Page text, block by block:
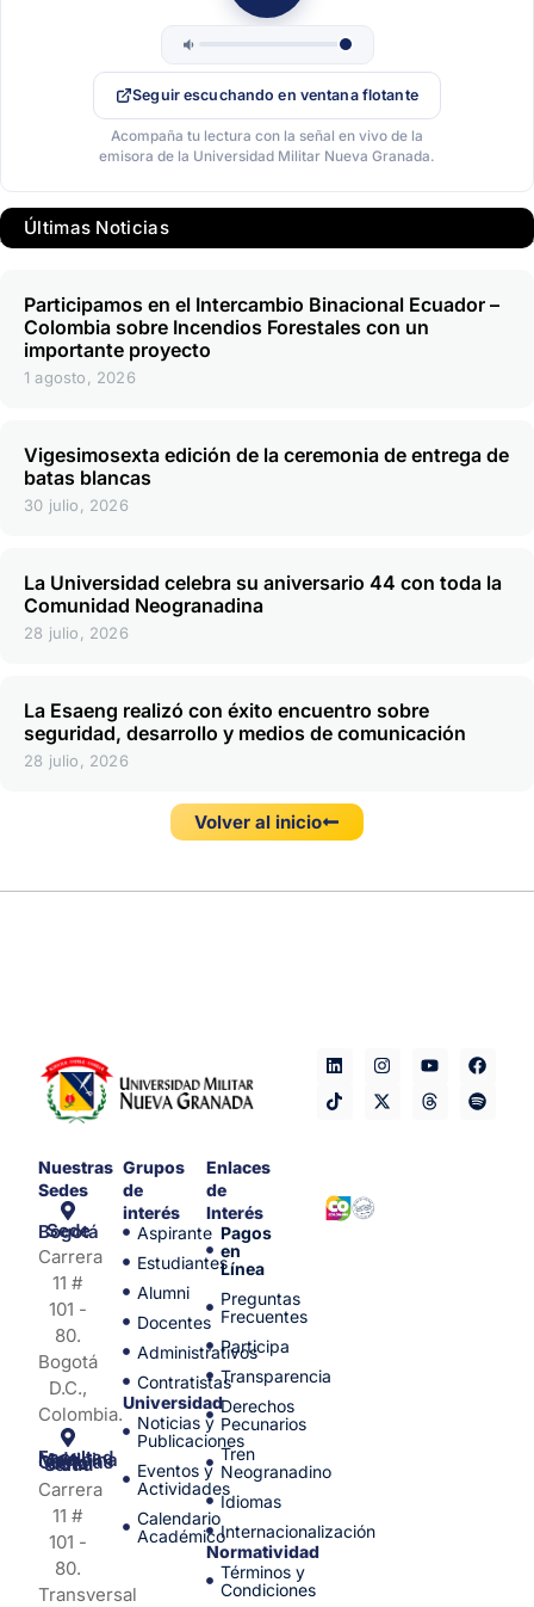
Seguir escuchando en ventana flotante
Acompaña tu lectura con la señal en vivo de la
emisora de la Universidad Militar Nueva Granada.
Últimas Noticias
Participamos en el Intercambio Binacional Ecuador –
Colombia sobre Incendios Forestales con un
importante proyecto
1 agosto, 2026
Vigesimosexta edición de la ceremonia de entrega de
batas blancas
30 julio, 2026
La Universidad celebra su aniversario 44 con toda la
Comunidad Neogranadina
28 julio, 2026
La Esaeng realizó con éxito encuentro sobre
seguridad, desarrollo y medios de comunicación
28 julio, 2026
Volver al inicio
Nuestras
Sedes
Sede Bogotá
Carrera
11 #
101 -
80.
Bogotá
D.C.,
Colombia.
Facultad de Medicina y Ciencias de la Salud
Carrera
11 #
101 -
80.
Transversal
Grupos
de
interés
Aspirante
Estudiantes
Alumni
Docentes
Administrativos
Contratistas
Universidad
Noticias y
Publicaciones
Eventos y
Actividades
Calendario
Académico
Enlaces
de
Interés
Pagos
en
Línea
Preguntas
Frecuentes
Participa
Transparencia
Derechos
Pecunarios
Tren
Neogranadino
Idiomas
Internacionalización
Normatividad
Términos y
Condiciones